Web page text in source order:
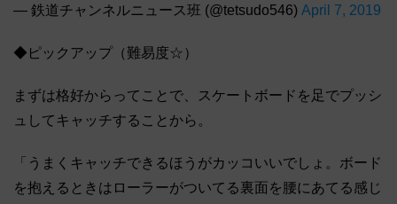
— 鉄道チャンネルニュース班 (@tetsudo546) April 7, 2019
◆ピックアップ（難易度☆）
まずは格好からってことで、スケートボードを足でプッシ
ュしてキャッチすることから。
「うまくキャッチできるほうがカッコいいでしょ。ボード
を抱えるときはローラーがついてる裏面を腰にあてる感じ